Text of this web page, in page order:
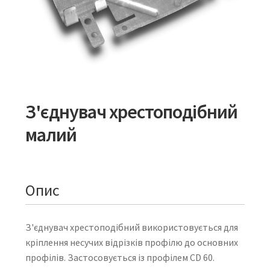
З'єднувач хрестоподібний
малий
Опис
З'єднувач хрестоподібний використовується для
кріплення несучих відрізків профілю до основних
профілів. Застосовується із профілем CD 60.